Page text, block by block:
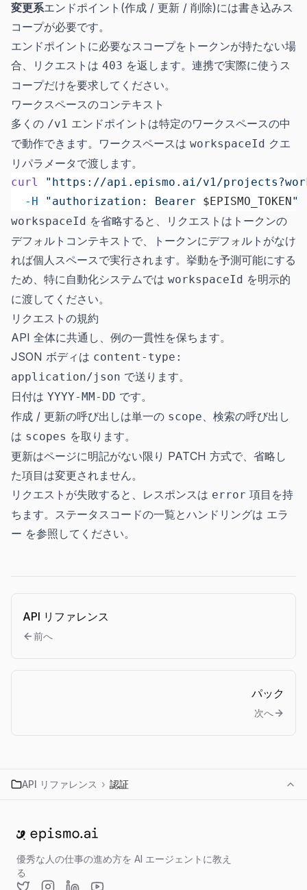
変更系エンドポイント(作成 / 更新 / 削除)には書き込みス
コープが必要です。
エンドポイントに必要なスコープをトークンが持たない場
合、リクエストは 403 を返します。連携で実際に使うス
コープだけを要求してください。
ワークスペースのコンテキスト
多くの /v1 エンドポイントは特定のワークスペースの中
で動作できます。ワークスペースは workspaceId クエ
リパラメータで渡します。
curl
"https://api.epismo.ai/v1/
  -H
"authorization: Bearer $EPISMO_TOKEN"
workspaceId を省略すると、リクエストはトークンの
デフォルトコンテキストで、トークンにデフォルトがなけ
れば個人スペースで実行されます。挙動を予測可能にする
ため、特に自動化システムでは workspaceId を明示的
に渡してください。
リクエストの規約
API 全体に共通し、例の一貫性を保ちます。
JSON ボディは content-type:
application/json で送ります。
日付は YYYY-MM-DD です。
作成 / 更新の呼び出しは単一の scope、検索の呼び出し
は scopes を取ります。
更新はページに明記がない限り PATCH 方式で、省略し
た項目は変更されません。
リクエストが失敗すると、レスポンスは error 項目を持
ちます。ステータスコードの一覧とハンドリングは エラ
ー を参照してください。
API リファレンス
前へ
パック
次へ
API リファレンス › 認証
優秀な人の仕事の進め方を AI エージェントに教え
る